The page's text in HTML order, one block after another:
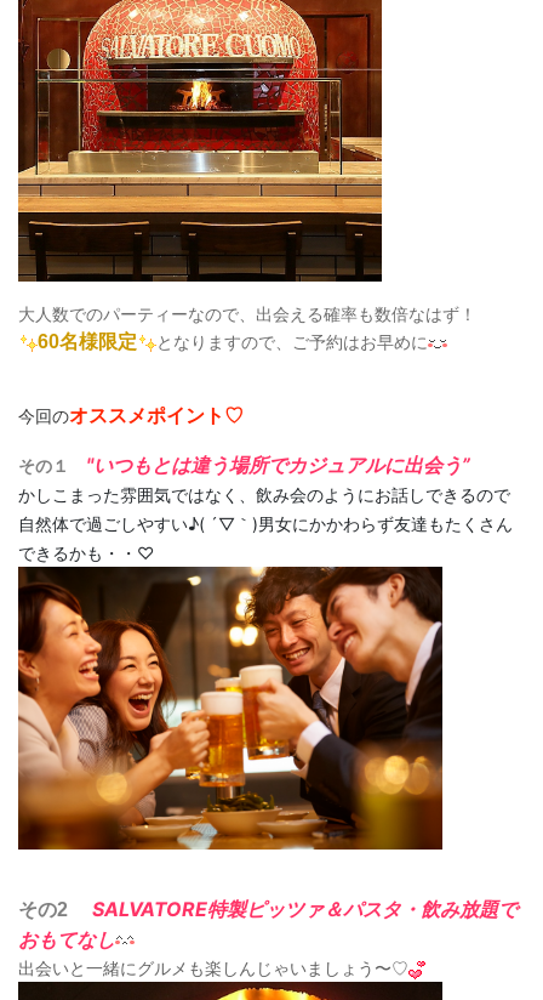
大人数でのパーティーなので、出会える確率も数倍なはず！
60名様限定
となりますので、 ご予約はお早めに
今回のオススメポイント♡
その１ "いつもとは違う場所でカジュアルに出会う”
かしこまった雰囲気ではなく、飲み会のようにお話しできるので
自然体で過ごしやすい♪( ´▽｀)男女にかかわらず友達もたくさん
できるかも・・♡
その2 SALVATORE特製ピッツァ＆パスタ・飲み放題で
おもてなし
出会いと一緒にグルメも楽しんじゃいましょう〜♡